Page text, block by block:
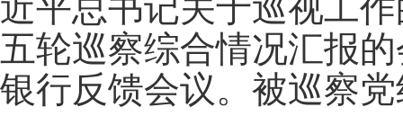
近平总书记关于巡视工
五轮巡察综合情况汇报
银行反馈会议。被巡察